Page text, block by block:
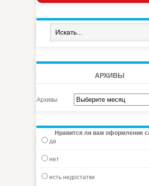
АРХИВЫ
Архивы
Нравится ли вам оформление
да
нет
есть недостатки